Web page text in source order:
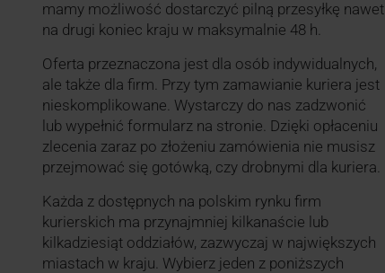
mamy możliwość dostarczyć pilną przesyłkę nawet
na drugi koniec kraju w maksymalnie 48 h.
Oferta przeznaczona jest dla osób indywidualnych,
ale także dla firm. Przy tym zamawianie kuriera jest
nieskomplikowane. Wystarczy do nas zadzwonić
lub wypełnić formularz na stronie. Dzięki opłaceniu
zlecenia zaraz po złożeniu zamówienia nie musisz
przejmować się gotówką, czy drobnymi dla kuriera.
Każda z dostępnych na polskim rynku firm
kurierskich ma przynajmniej kilkanaście lub
kilkadziesiąt oddziałów, zazwyczaj w największych
miastach w kraju. Wybierz jeden z poniższych